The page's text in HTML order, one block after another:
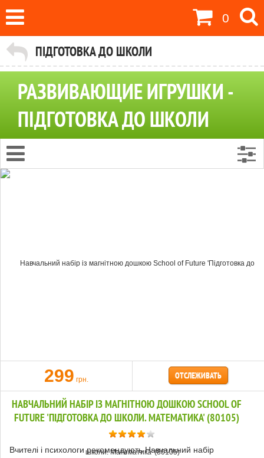
РАЗВИВАЮЩИЕ ИГРУШКИ -
ПІДГОТОВКА ДО ШКОЛИ
299 грн. ОТСЛЕЖИВАТЬ
НАВЧАЛЬНИЙ НАБІР ІЗ МАГНІТНОЮ ДОШКОЮ SCHOOL OF
FUTURE 'ПІДГОТОВКА ДО ШКОЛИ. МАТЕМАТИКА' (80105)
Вчителі і психологи рекомендують Навчальний набір
0
ПІДГОТОВКА ДО ШКОЛИ